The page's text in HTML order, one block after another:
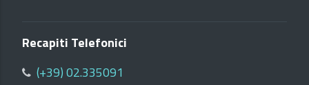
Recapiti Telefonici
(+39) 02.335091